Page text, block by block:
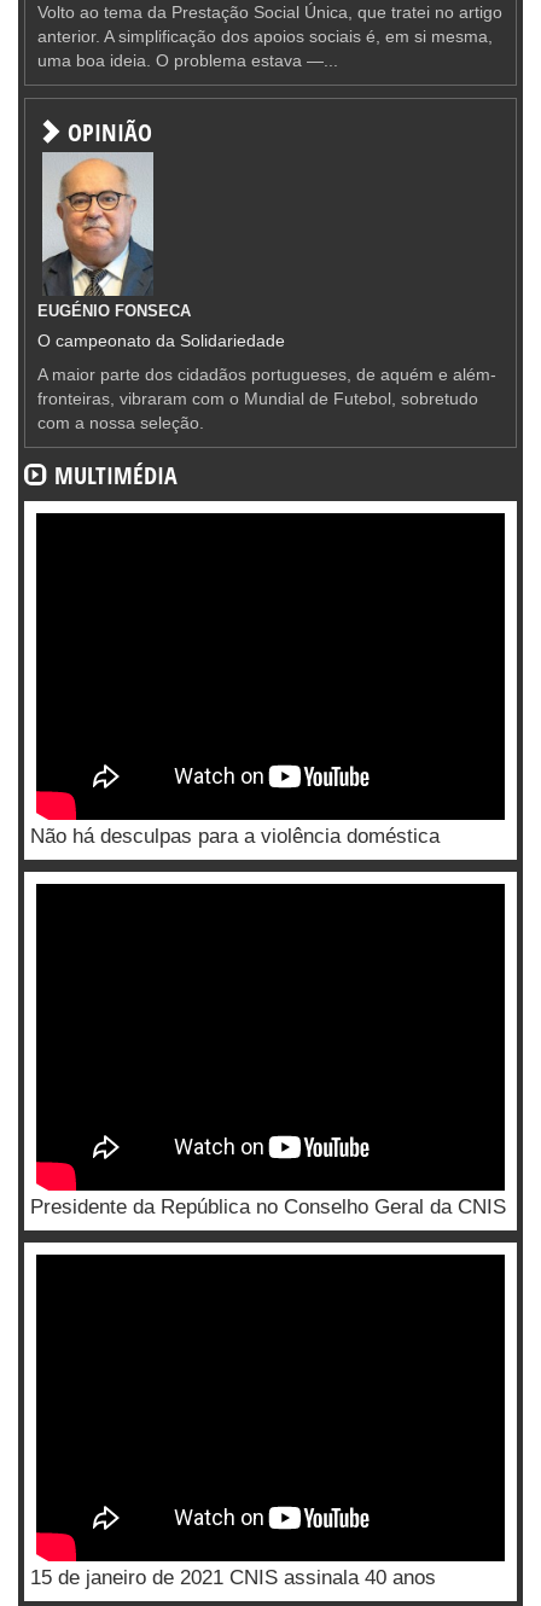
Volto ao tema da Prestação Social Única, que tratei no artigo
anterior. A simplificação dos apoios sociais é, em si mesma,
uma boa ideia. O problema estava —...
OPINIÃO
EUGÉNIO FONSECA
O campeonato da Solidariedade
A maior parte dos cidadãos portugueses, de aquém e além-
fronteiras, vibraram com o Mundial de Futebol, sobretudo
com a nossa seleção.
MULTIMÉDIA
Não há desculpas para a violência doméstica
Presidente da República no Conselho Geral da CNIS
15 de janeiro de 2021 CNIS assinala 40 anos